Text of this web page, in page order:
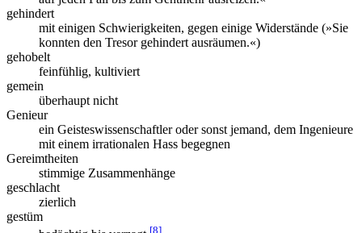
gehindert
mit einigen Schwierigkeiten, gegen einige Widerstände (»Sie
konnten den Tresor gehindert ausräumen.«)
gehobelt
feinfühlig, kultiviert
gemein
überhaupt nicht
Genieur
ein Geisteswissenschaftler oder sonst jemand, dem Ingenieure
mit einem irrationalen Hass begegnen
Gereimtheiten
stimmige Zusammenhänge
geschlacht
zierlich
gestüm
[8]